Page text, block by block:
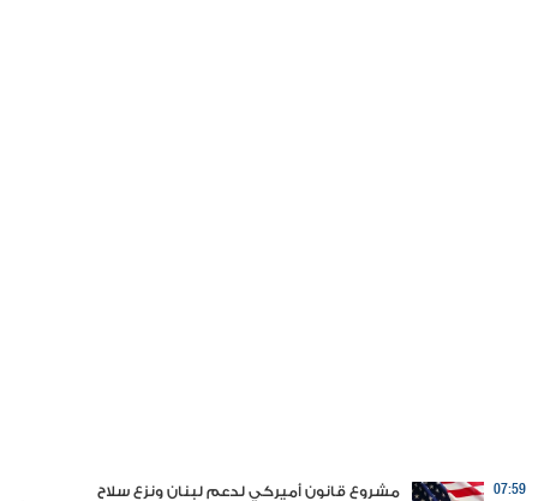
07:59
مشروع قانون أميركي لدعم لبنان ونزع سلاح